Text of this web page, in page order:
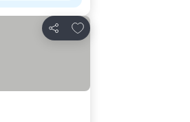
Partilhar
Adicionar aos favoritos